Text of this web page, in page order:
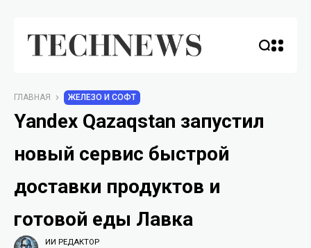
ГЛАВНАЯ ЖЕЛЕЗО И СОФТ
Yandex Qazaqstan запустил
новый сервис быстрой
доставки продуктов и
готовой еды Лавка
ИИ РЕДАКТОР